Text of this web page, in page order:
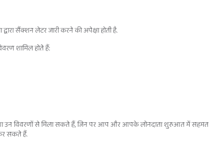
सैंक्शन लेटर जारी करने की अपेक्षा होती है.
शामिल होते हैं:
उन विवरणों से मिला सकते हैं, जिन पर आप और आपके लोनदाता शुरुआत में सहमत
सकते हैं.